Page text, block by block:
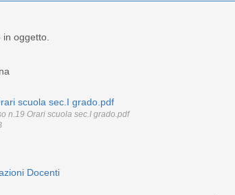
oggetto.
scuola sec.I grado.pdf
n.19 Orari scuola sec.I grado.pdf
Docenti